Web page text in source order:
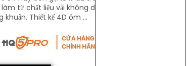
từ chất liệu vải không dệt cao cấp và
khuẩn. Thiết kế 4D ôm ...